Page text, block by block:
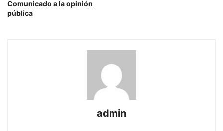
Comunicado a la opinión
pública
admin